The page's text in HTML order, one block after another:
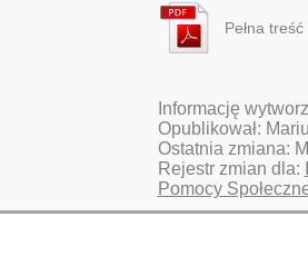
Pełna
Informację
Opublikował:
Ostatnia zmiana:
Rejestr zmian dla:
Pomocy